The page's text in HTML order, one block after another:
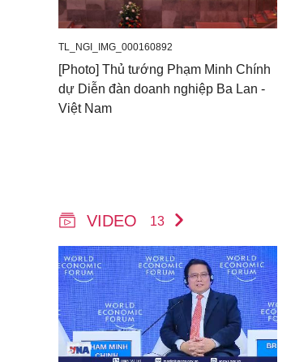
TL_NGI_IMG_000160892
[Photo] Thủ tướng Phạm Minh Chính
dự Diễn đàn doanh nghiệp Ba Lan -
Việt Nam
VIDEO 13